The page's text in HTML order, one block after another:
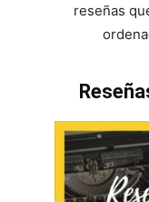
reseñas